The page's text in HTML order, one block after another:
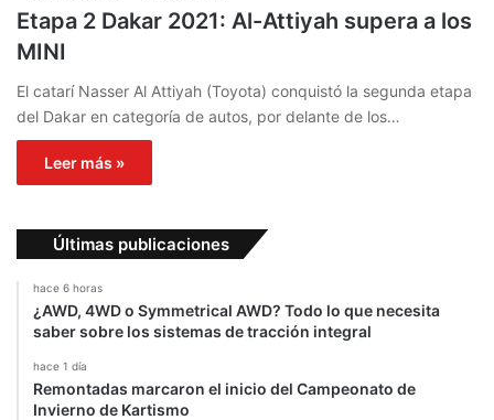
Etapa 2 Dakar 2021: Al-Attiyah supera a los
MINI
El catarí Nasser Al Attiyah (Toyota) conquistó la segunda etapa
del Dakar en categoría de autos, por delante de los…
Leer más »
Últimas publicaciones
hace 6 horas
¿AWD, 4WD o Symmetrical AWD? Todo lo que necesita
saber sobre los sistemas de tracción integral
hace 1 día
Remontadas marcaron el inicio del Campeonato de
Invierno de Kartismo